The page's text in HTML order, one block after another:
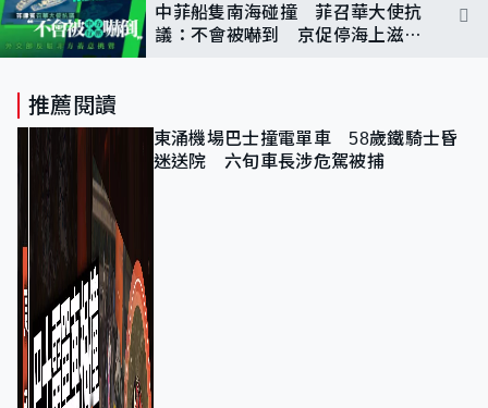
中菲船隻南海碰撞 菲召華大使抗
議：不會被嚇到 京促停海上滋事
推薦閱讀
東涌機場巴士撞電單車 58歲鐵騎士昏
迷送院 六旬車長涉危駕被捕